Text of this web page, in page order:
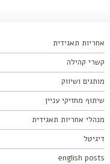
אחריות תאגידית
קשרי קהילה
מותגים ושיווק
שיתוף מחזיקי עניין
מנהלי אחריות תאגידית
דיגיטל
english posts